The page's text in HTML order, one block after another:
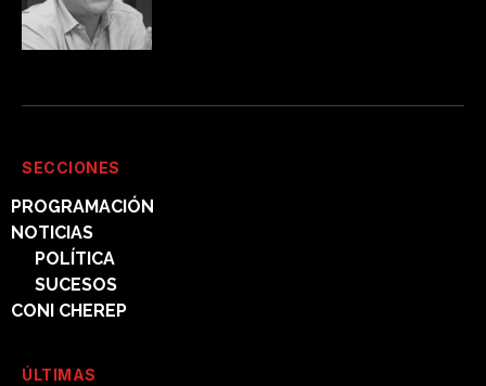
SECCIONES
PROGRAMACIÓN
NOTICIAS
POLÍTICA
SUCESOS
CONI CHEREP
ÚLTIMAS